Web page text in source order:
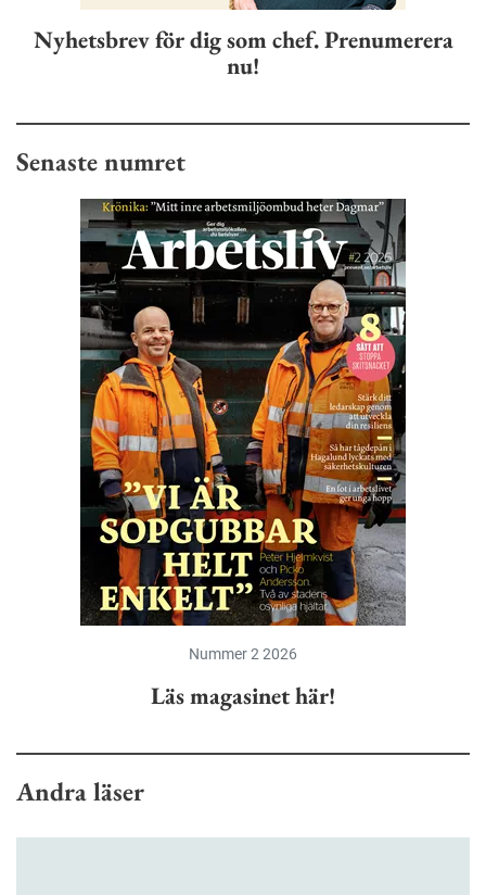
Nyhetsbrev för dig som chef. Prenumerera
nu!
Senaste numret
Nummer 2 2026
Läs magasinet här!
Andra läser